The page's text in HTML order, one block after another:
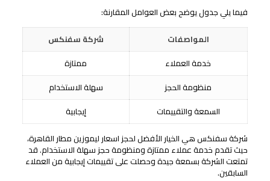
فيما يلي جدول يوضح بعض العوامل المقارنة:
المواصفات
شركة سفنكس
خدمة العملاء
ممتازة
منظومة الحجز
سهلة الاستخدام
السمعة والتقييمات
إيجابية
شركة سفنكس هي الخيار الأفضل لحجز اسعار ليموزين مطار القاهرة،
حيث تقدم خدمة عملاء ممتازة ومنظومة حجز سهلة الاستخدام. قد
تمتعت الشركة بسمعة جيدة وحصلت على تقييمات إيجابية من العملاء
السابقين.